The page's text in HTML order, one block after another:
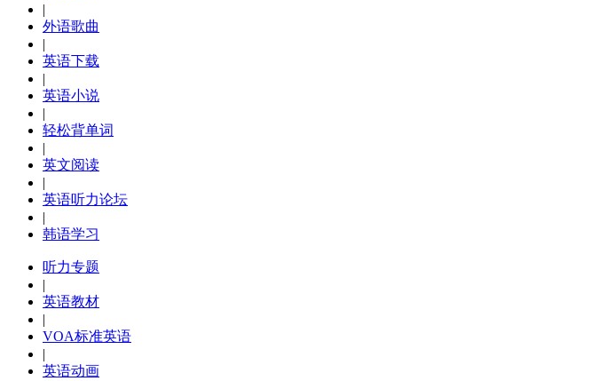
|
外语歌曲
|
英语下载
|
英语小说
|
轻松背单词
|
英文阅读
|
英语听力论坛
|
韩语学习
听力专题
|
英语教材
|
VOA标准英语
|
英语动画